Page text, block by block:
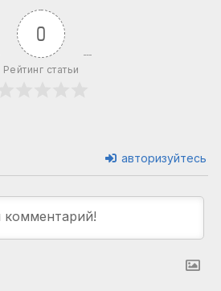
0
Рейтинг статьи
авторизуйтесь